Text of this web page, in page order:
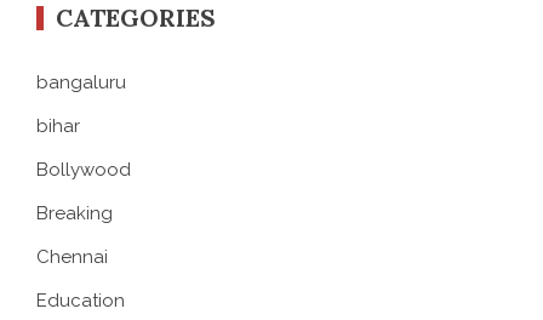
CATEGORIES
bangaluru
bihar
Bollywood
Breaking
Chennai
Education